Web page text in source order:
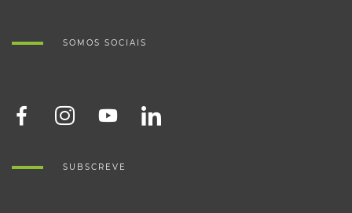
SOMOS SOCIAIS
SUBSCREVE